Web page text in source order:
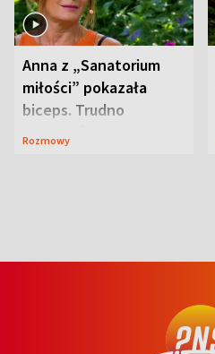
Anna z „Sanatorium
miłości” pokazała
biceps. Trudno
uwierzyć, co przeszła
Rozmowy